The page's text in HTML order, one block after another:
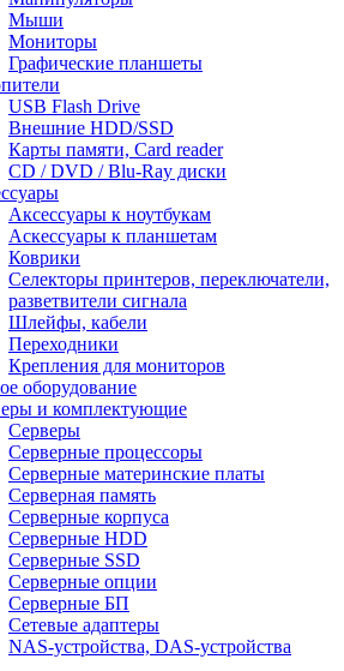
Мыши
Мониторы
Графические планшеты
USB Flash Drive
Внешние HDD/SSD
Карты памяти, Card reader
CD / DVD / Blu-Ray диски
Аксессуары к ноутбукам
Аскессуары к планшетам
Коврики
Селекторы принтеров, переключатели,
разветвители сигнала
Шлейфы, кабели
Переходники
Крепления для мониторов
оборудование
и комплектующие
Серверы
Серверные процессоры
Серверные материнские платы
Серверная память
Серверные корпуса
Серверные HDD
Серверные SSD
Серверные опции
Серверные БП
Сетевые адаптеры
NAS-устройства, DAS-устройства